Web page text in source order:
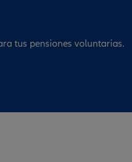
tus pensiones voluntarias.